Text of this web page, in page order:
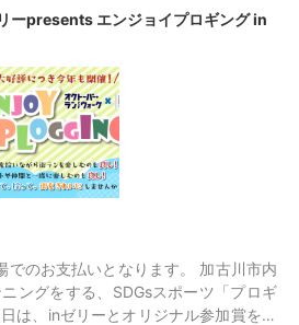
ーpresents エンジョイプロギング in
のお支払いとなります。 加古川市内
ングをする、SDGsスポーツ「プロギ
は、inゼリーとオリジナル参加賞をプ